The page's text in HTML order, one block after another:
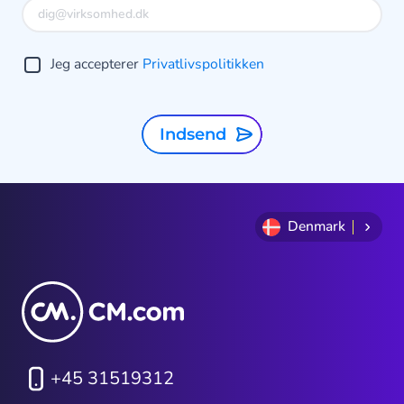
Jeg accepterer Privatlivspolitikken
Indsend
Denmark
+45 31519312